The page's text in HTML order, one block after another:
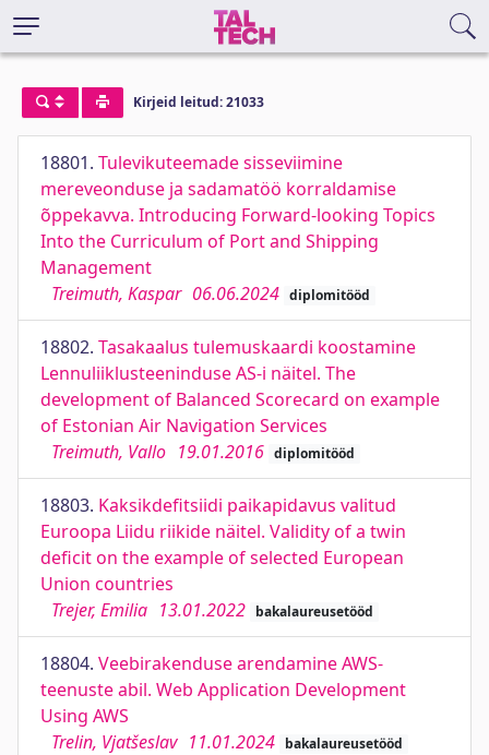
Kirjeid leitud: 21033
18801. Tulevikuteemade sisseviimine
mereveonduse ja sadamatöö korraldamise
õppekavva. Introducing Forward-looking Topics
Into the Curriculum of Port and Shipping
Management
Treimuth, Kaspar 06.06.2024 diplomitööd
18802. Tasakaalus tulemuskaardi koostamine
Lennuliiklusteeninduse AS-i näitel. The
development of Balanced Scorecard on example
of Estonian Air Navigation Services
Treimuth, Vallo 19.01.2016 diplomitööd
18803. Kaksikdefitsiidi paikapidavus valitud
Euroopa Liidu riikide näitel. Validity of a twin
deficit on the example of selected European
Union countries
Trejer, Emilia 13.01.2022 bakalaureusetööd
18804. Veebirakenduse arendamine AWS-
teenuste abil. Web Application Development
Using AWS
Trelin, Vjatšeslav 11.01.2024 bakalaureusetööd